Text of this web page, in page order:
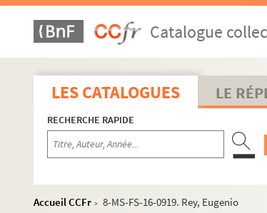
Catalogue
LES CATALOGUES LE
RECHERCHE RAPIDE
Accueil CCFr > 8-MS-FS-16-0919. Rey, Eugenio
8-MS-FS-16-0902. Read, Charles
4-MS-FS-16-0686. Rebière, A.
8-MS-FS-16-0903. Reclus, Elisée
8-MS-FS-16-0740. La Réforme
8-MS-FS-16-0904. Régine, Anna
8-MS-FS-16-0905. Règne, Dihlea